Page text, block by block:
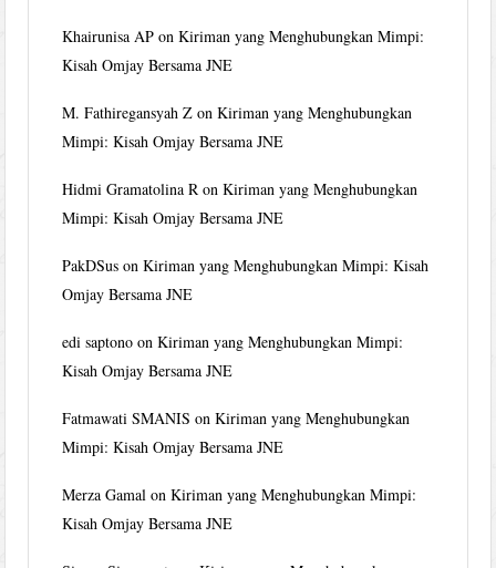
Khairunisa AP onKiriman yang Menghubungkan Mimpi:
Kisah Omjay Bersama JNE
M. Fathiregansyah Z onKiriman yang Menghubungkan
Mimpi: Kisah Omjay Bersama JNE
Hidmi Gramatolina R onKiriman yang Menghubungkan
Mimpi: Kisah Omjay Bersama JNE
PakDSus onKiriman yang Menghubungkan Mimpi: Kisah
Omjay Bersama JNE
edi saptono onKiriman yang Menghubungkan Mimpi:
Kisah Omjay Bersama JNE
Fatmawati SMANIS onKiriman yang Menghubungkan
Mimpi: Kisah Omjay Bersama JNE
Merza Gamal onKiriman yang Menghubungkan Mimpi:
Kisah Omjay Bersama JNE